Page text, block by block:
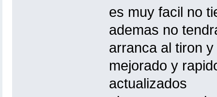
es muy facil no
ademas no
arranca al tiron
mejorado y
actualizados